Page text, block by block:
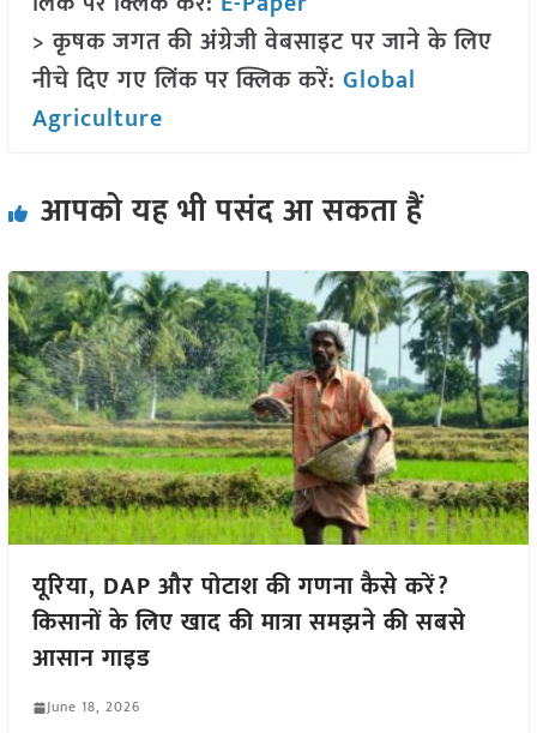
> कृषक जगत की अंग्रेजी वेबसाइट पर जाने के लिए
नीचे दिए गए लिंक पर क्लिक करें: Global
Agriculture
आपको यह भी पसंद आ सकता हैं
यूरिया, DAP और पोटाश की गणना कैसे करें?
किसानों के लिए खाद की मात्रा समझने की सबसे
आसान गाइड
June 18, 2026